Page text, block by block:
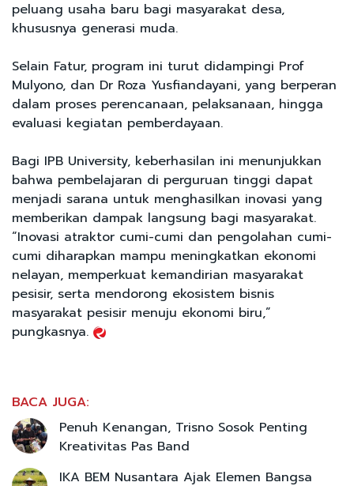
peluang usaha baru bagi masyarakat desa,
khususnya generasi muda.
Selain Fatur, program ini turut didampingi Prof
Mulyono, dan Dr Roza Yusfiandayani, yang berperan
dalam proses perencanaan, pelaksanaan, hingga
evaluasi kegiatan pemberdayaan.
Bagi IPB University, keberhasilan ini menunjukkan
bahwa pembelajaran di perguruan tinggi dapat
menjadi sarana untuk menghasilkan inovasi yang
memberikan dampak langsung bagi masyarakat.
“Inovasi atraktor cumi-cumi dan pengolahan cumi-
cumi diharapkan mampu meningkatkan ekonomi
nelayan, memperkuat kemandirian masyarakat
pesisir, serta mendorong ekosistem bisnis
masyarakat pesisir menuju ekonomi biru,”
pungkasnya.
BACA JUGA:
Penuh Kenangan, Trisno Sosok Penting
Kreativitas Pas Band
IKA BEM Nusantara Ajak Elemen Bangsa